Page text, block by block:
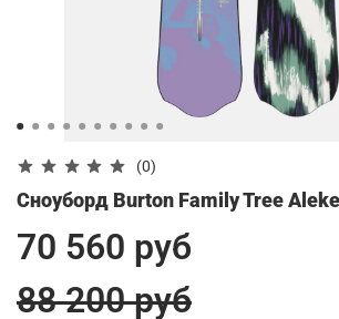
(0)
Сноуборд Burton Family Tree
70 560 руб
88 200 руб